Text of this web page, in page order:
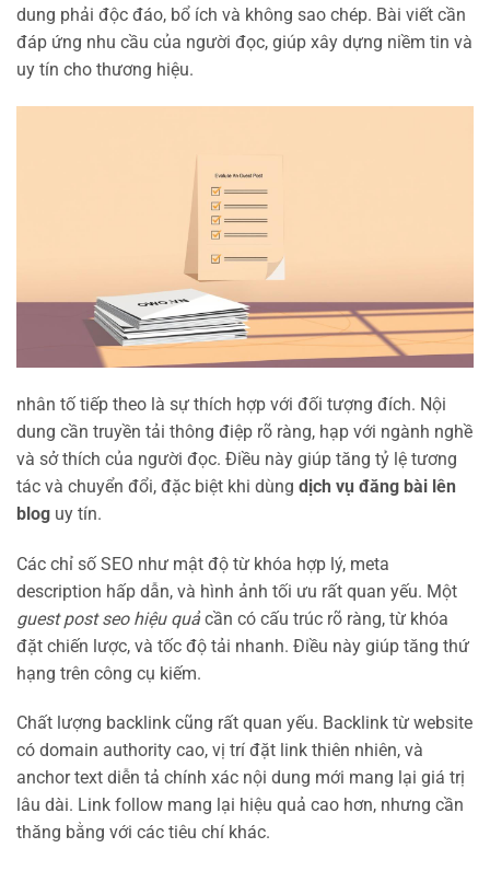
dung phải độc đáo, bổ ích và không sao chép. Bài viết cần
đáp ứng nhu cầu của người đọc, giúp xây dựng niềm tin và
uy tín cho thương hiệu.
nhân tố tiếp theo là sự thích hợp với đối tượng đích. Nội
dung cần truyền tải thông điệp rõ ràng, hạp với ngành nghề
và sở thích của người đọc. Điều này giúp tăng tỷ lệ tương
tác và chuyển đổi, đặc biệt khi dùng dịch vụ đăng bài lên
blog uy tín.
Các chỉ số SEO như mật độ từ khóa hợp lý, meta
description hấp dẫn, và hình ảnh tối ưu rất quan yếu. Một
guest post seo hiệu quả cần có cấu trúc rõ ràng, từ khóa
đặt chiến lược, và tốc độ tải nhanh. Điều này giúp tăng thứ
hạng trên công cụ kiếm.
Chất lượng backlink cũng rất quan yếu. Backlink từ website
có domain authority cao, vị trí đặt link thiên nhiên, và
anchor text diễn tả chính xác nội dung mới mang lại giá trị
lâu dài. Link follow mang lại hiệu quả cao hơn, nhưng cần
thăng bằng với các tiêu chí khác.